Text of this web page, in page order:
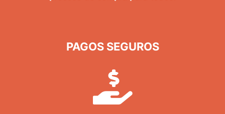
PAGOS SEGUROS